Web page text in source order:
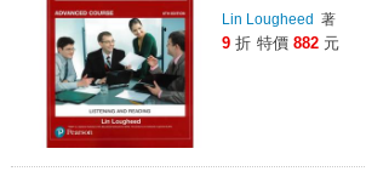
W/Access code
Lin Lougheed 著
9 折 特價 882 元